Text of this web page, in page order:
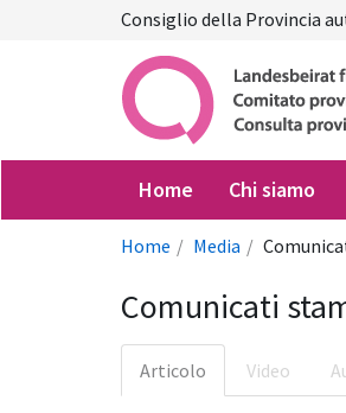
Consiglio della Provincia
Home Chi siamo
Home Media
Comunicati
Articolo Video